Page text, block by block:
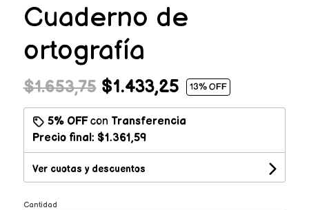
Cuaderno de
ortografía
$1.653,75$1.433,25 13% OFF
5% OFFcon Transferencia
Precio final: $1.361,59
Ver cuotas y descuentos
Cantidad